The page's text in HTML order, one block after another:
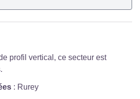
profil vertical, ce secteur est
: Rurey